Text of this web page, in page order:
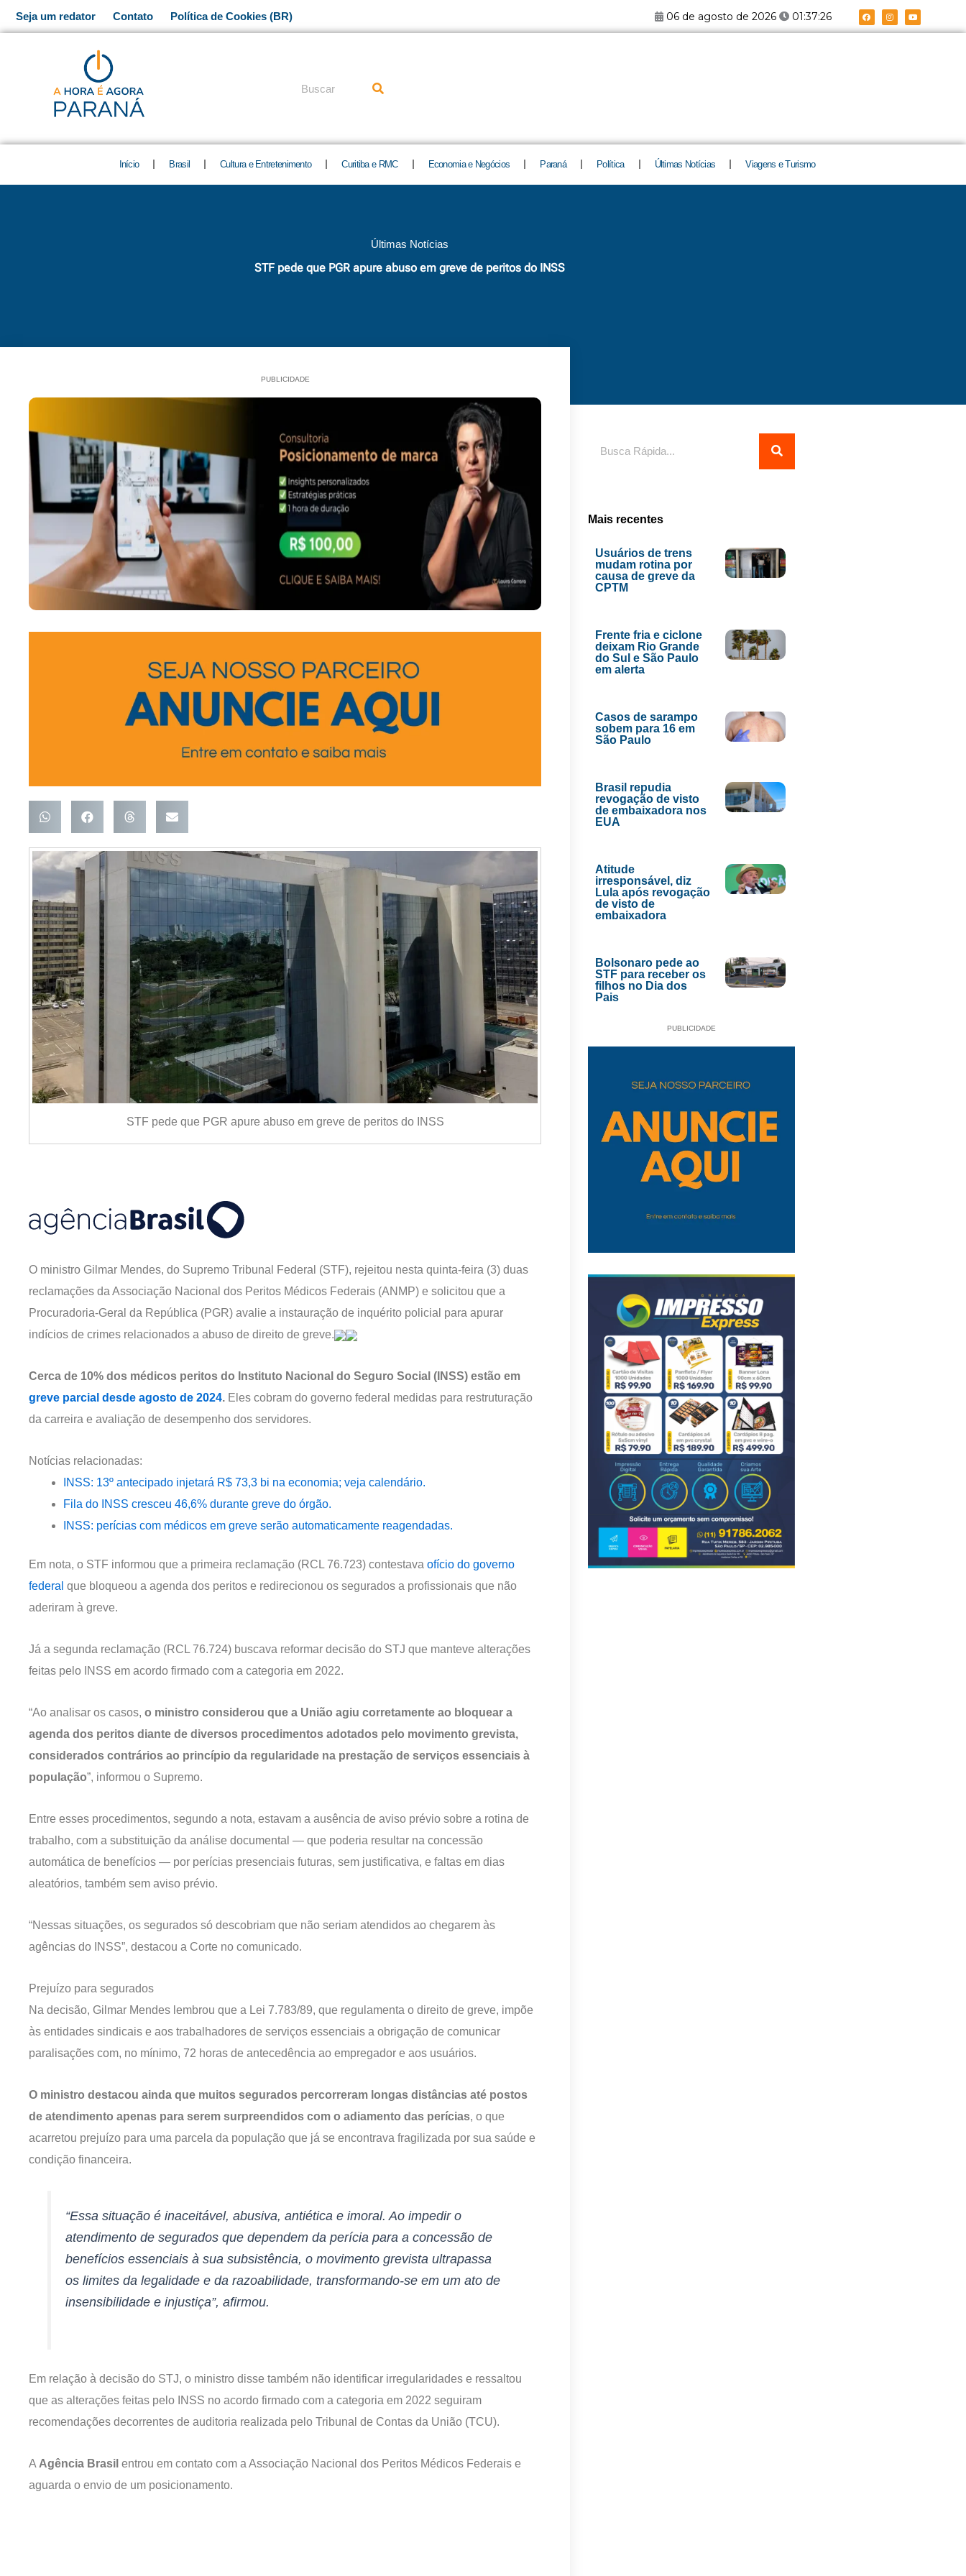
para
Seja um redator Contato Política de Cookies (BR) 06 de agosto de 2026 01:37:27 F
a
c
e
I
n
s
t
Y
o
u
t
Pesquisar
Início Brasil Cultura e Entretenimento Curitiba e RMC Economia e Negócios Paraná Política Últimas Notícias Viagens e Turismo
Últimas Notícias
STF pede que PGR apure abuso em greve de peritos do INSS
PUBLICIDADE
STF pede que PGR apure abuso em greve de peritos do INSS
O ministro Gilmar Mendes, do Supremo Tribunal Federal (STF), rejeitou nesta quinta-feira (3) duas
reclamações da Associação Nacional dos Peritos Médicos Federais (ANMP) e solicitou que a
Procuradoria-Geral da República (PGR) avalie a instauração de inquérito policial para apurar
indícios de crimes relacionados a abuso de direito de greve.
Cerca de 10% dos médicos peritos do Instituto Nacional do Seguro Social (INSS) estão em
greve parcial desde agosto de 2024. Eles cobram do governo federal medidas para restruturação
da carreira e avaliação de desempenho dos servidores.
Notícias relacionadas:
INSS: 13º antecipado injetará R$ 73,3 bi na economia; veja calendário.
Fila do INSS cresceu 46,6% durante greve do órgão.
INSS: perícias com médicos em greve serão automaticamente reagendadas.
Em nota, o STF informou que a primeira reclamação (RCL 76.723) contestava ofício do governo
federal que bloqueou a agenda dos peritos e redirecionou os segurados a profissionais que não
aderiram à greve.
Já a segunda reclamação (RCL 76.724) buscava reformar decisão do STJ que manteve alterações
feitas pelo INSS em acordo firmado com a categoria em 2022.
“Ao analisar os casos, o ministro considerou que a União agiu corretamente ao bloquear a
agenda dos peritos diante de diversos procedimentos adotados pelo movimento grevista,
considerados contrários ao princípio da regularidade na prestação de serviços essenciais à
população”, informou o Supremo.
Entre esses procedimentos, segundo a nota, estavam a ausência de aviso prévio sobre a rotina de
trabalho, com a substituição da análise documental — que poderia resultar na concessão
automática de benefícios — por perícias presenciais futuras, sem justificativa, e faltas em dias
aleatórios, também sem aviso prévio.
“Nessas situações, os segurados só descobriam que não seriam atendidos ao chegarem às
agências do INSS”, destacou a Corte no comunicado.
Prejuízo para segurados
Na decisão, Gilmar Mendes lembrou que a Lei 7.783/89, que regulamenta o direito de greve, impõe
às entidades sindicais e aos trabalhadores de serviços essenciais a obrigação de comunicar
paralisações com, no mínimo, 72 horas de antecedência ao empregador e aos usuários.
O ministro destacou ainda que muitos segurados percorreram longas distâncias até postos
de atendimento apenas para serem surpreendidos com o adiamento das perícias, o que
acarretou prejuízo para uma parcela da população que já se encontrava fragilizada por sua saúde e
condição financeira.
“Essa situação é inaceitável, abusiva, antiética e imoral. Ao impedir o
atendimento de segurados que dependem da perícia para a concessão de
benefícios essenciais à sua subsistência, o movimento grevista ultrapassa
os limites da legalidade e da razoabilidade, transformando-se em um ato de
insensibilidade e injustiça”, afirmou.
Em relação à decisão do STJ, o ministro disse também não identificar irregularidades e ressaltou
que as alterações feitas pelo INSS no acordo firmado com a categoria em 2022 seguiram
recomendações decorrentes de auditoria realizada pelo Tribunal de Contas da União (TCU).
A Agência Brasil entrou em contato com a Associação Nacional dos Peritos Médicos Federais e
aguarda o envio de um posicionamento.
Mais recentes
Usuários de trens
mudam rotina por
causa de greve da
CPTM
Frente fria e ciclone
deixam Rio Grande
do Sul e São Paulo
em alerta
Casos de sarampo
sobem para 16 em
São Paulo
Brasil repudia
revogação de visto
de embaixadora nos
EUA
Atitude
irresponsável, diz
Lula após revogação
de visto de
embaixadora
Bolsonaro pede ao
STF para receber os
filhos no Dia dos
Pais
PUBLICIDADE